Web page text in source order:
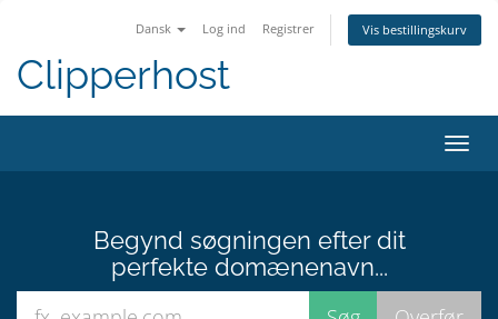
Dansk Log ind Registrer Vis bestillingskurv
Clipperhost
Skift
Begynd søgningen efter dit
perfekte domænenavn...